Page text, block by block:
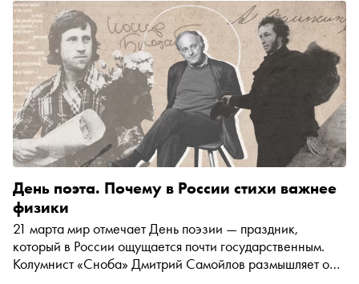
День поэта. Почему в России стихи важнее
физики
21 марта мир отмечает День поэзии — праздник,
который в России ощущается почти государственным.
Колумнист «Сноба» Дмитрий Самойлов размышляет о